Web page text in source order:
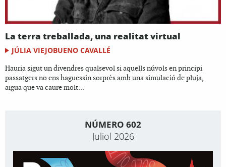
La terra treballada, una realitat virtual
JÚLIA VIEJOBUENO CAVALLÉ
Hauria sigut un divendres qualsevol si aquells núvols en principi
passatgers no ens haguessin sorprès amb una simulació de pluja,
aigua que va caure molt...
NÚMERO 602
Juliol 2026